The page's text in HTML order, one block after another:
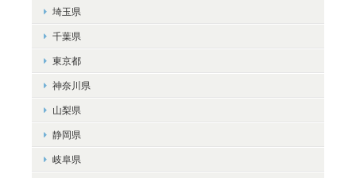
埼玉県
千葉県
東京都
神奈川県
山梨県
静岡県
岐阜県